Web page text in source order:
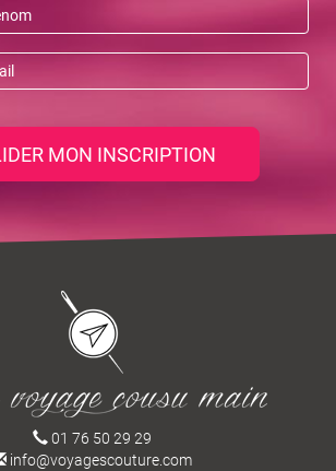
MON INSCRIPTION
01 76 50 29 29
info@voyagescouture.com